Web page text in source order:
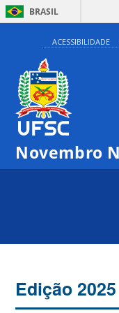
BRASIL
ACESSIBILIDADE
Novembro
Edição 2025